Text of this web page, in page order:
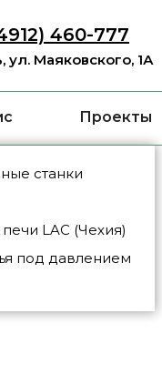
Проекты
460-777
ул. Маяковского, 1А
станки
LAC (Чехия)
под давлением